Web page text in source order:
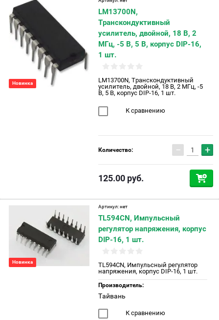
Новинка
LM13700N,
Транскондуктивный
усилитель, двойной, 18 В, 2
МГц, -5 В, 5 В, корпус DIP-16,
1 шт.
LM13700N, Транскондуктивный
усилитель, двойной, 18 В, 2 МГц, -5
В, 5 В, корпус DIP-16, 1 шт.
К сравнению
Количество: − +
125.00 руб.
Новинка
Артикул:нет
TL594CN, Импульсный
регулятор напряжения, корпус
DIP-16, 1 шт.
TL594CN, Импульсный регулятор
напряжения, корпус DIP-16, 1 шт.
Производитель:
Тайвань
К сравнению